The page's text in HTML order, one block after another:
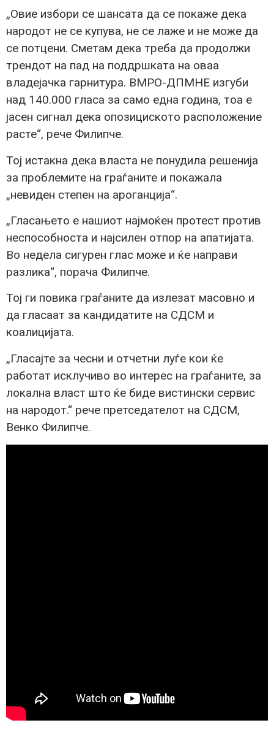
„Овие избори се шансата да се покаже дека
народот не се купува, не се лаже и не може да
се потцени. Сметам дека треба да продолжи
трендот на пад на поддршката на оваа
владејачка гарнитура. ВМРО-ДПМНЕ изгуби
над 140.000 гласа за само една година, тоа е
јасен сигнал дека опозициското расположение
расте“, рече Филипче.
Тој истакна дека власта не понудила решенија
за проблемите на граѓаните и покажала
„невиден степен на ароганција“.
„Гласањето е нашиот најмоќен протест против
неспособноста и најсилен отпор на апатијата.
Во недела сигурен глас може и ќе направи
разлика“, порача Филипче.
Тој ги повика граѓаните да излезат масовно и
да гласаат за кандидатите на СДСМ и
коалицијата.
„Гласајте за чесни и отчетни луѓе кои ќе
работат исклучиво во интерес на граѓаните, за
локална власт што ќе биде вистински сервис
на народот.“ рече претседателот на СДСМ,
Венко Филипче.